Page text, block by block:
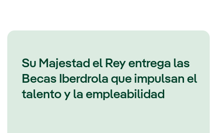
Su Majestad el Rey entrega las
Becas Iberdrola que impulsan el
talento y la empleabilidad